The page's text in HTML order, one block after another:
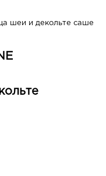
шеи и декольте саше